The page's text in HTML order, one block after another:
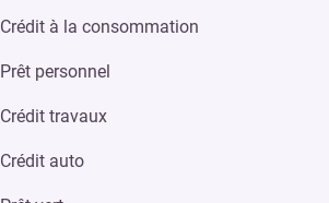
Crédit à la consommation
Prêt personnel
Crédit travaux
Crédit auto